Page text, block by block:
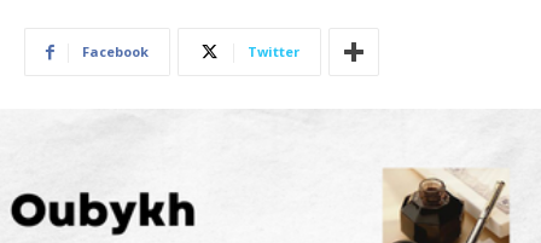
Facebook Twitter